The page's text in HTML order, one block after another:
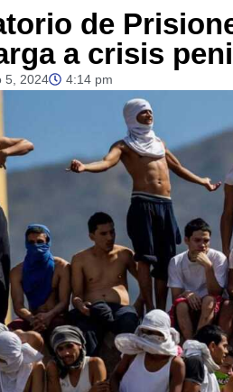
de
a crisis
5, 2024 4:14 pm